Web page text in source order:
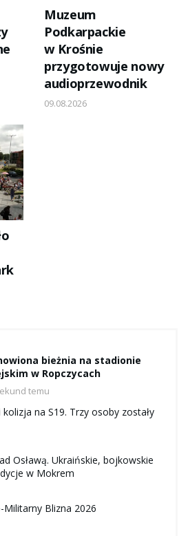
Muzeum
Podkarpackie
w Krośnie
przygotowuje nowy
audioprzewodnik
09.08.2026
bieżnia na stadionie
w Ropczycach
temu
na S19. Trzy osoby zostały
Osławą. Ukraińskie, bojkowskie
w Mokrem
Blizna 2026